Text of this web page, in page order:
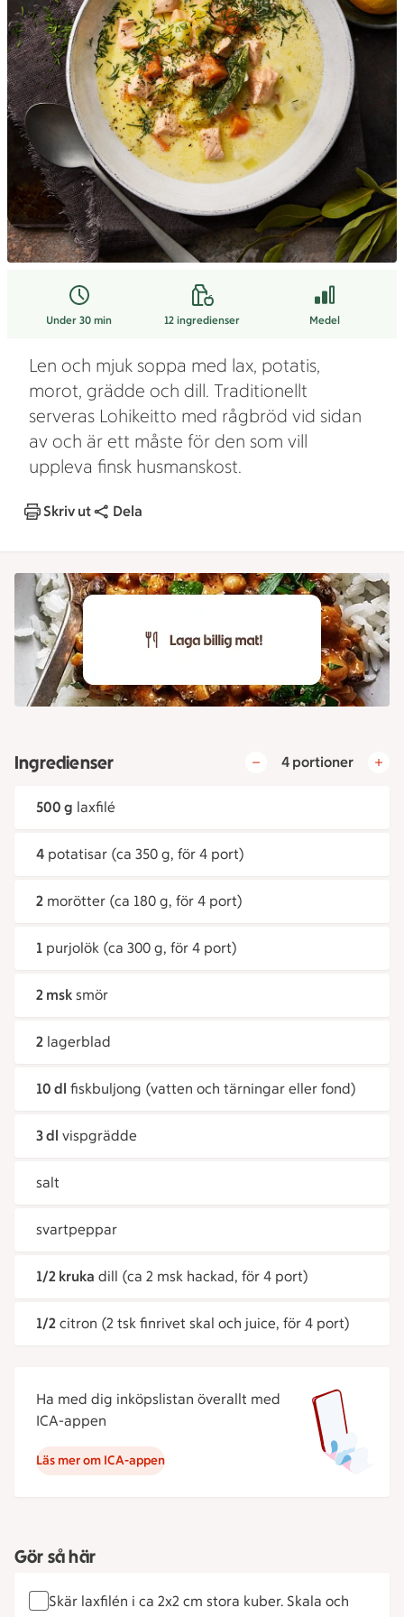
Under 30 min 12 ingredienser Medel
Len och mjuk soppa med lax, potatis,
morot, grädde och dill. Traditionellt
serveras Lohikeitto med rågbröd vid sidan
av och är ett måste för den som vill
uppleva finsk husmanskost.
Skriv ut Dela
Ingredienser 4 portioner
500 g laxfilé
4 potatisar (ca 350 g, för 4 port)
2 morötter (ca 180 g, för 4 port)
1 purjolök (ca 300 g, för 4 port)
2 msk smör
2 lagerblad
10 dl fiskbuljong (vatten och tärningar eller fond)
3 dl vispgrädde
salt
svartpeppar
1/2 kruka dill (ca 2 msk hackad, för 4 port)
1/2 citron (2 tsk finrivet skal och juice, för 4 port)
Ha med dig inköpslistan överallt med
ICA-appen
Läs mer om ICA-appen
Gör så här
Skär laxfilén i ca 2x2 cm stora kuber. Skala och